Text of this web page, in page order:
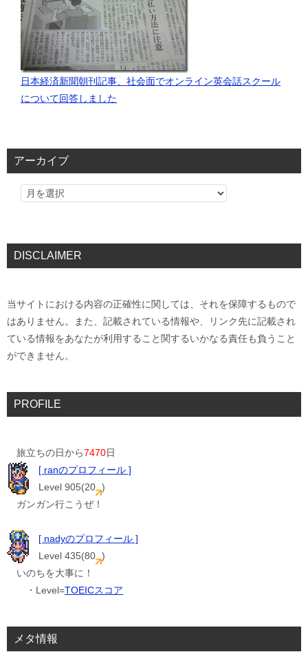
日本経済新聞朝刊記事、社会面でオンライン英会話スクール
について回答しました
アーカイブ
DISCLAIMER
当サイトにおける内容の正確性に関しては、それを保障するもので
はありません。また、記載されている情報や、リンク先に記載され
ている情報をあなたが利用すること関するいかなる責任も負うこと
ができません。
PROFILE
旅立ちの日から7470日
[ ranのプロフィール ]
Level 905(20 )
ガンガン行こうぜ！
[ nadyのプロフィール ]
Level 435(80 )
いのちを大事に！
・Level=TOEICスコア
メタ情報